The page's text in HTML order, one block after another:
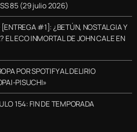
85 (29 julio 2026)
#1]: ¿BETÚN, NOSTALGIA Y
EL ECO INMORTAL DE JOHN CALE EN
POR SPOTIFY AL DELIRIO
PISUCHI»
154: FIN DE TEMPORADA